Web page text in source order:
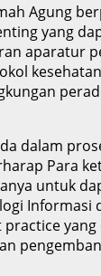
Agung
yang
aparatur
dalam
Para
untuk
Informasi